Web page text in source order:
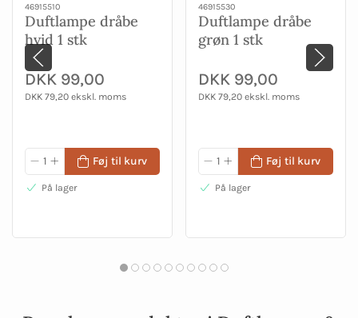
46915510
Duftlampe dråbe
hvid 1 stk
DKK 99,00
DKK 79,20 ekskl. moms
Føj til kurv
På lager
46915530
Duftlampe dråbe
grøn 1 stk
DKK 99,00
DKK 79,20 ekskl. moms
Føj til kurv
På lager